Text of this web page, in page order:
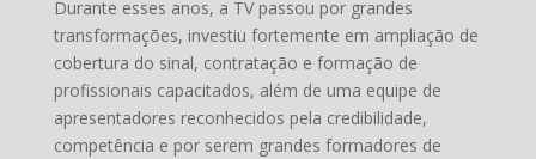
Durante esses anos, a TV passou por grandes
transformações, investiu fortemente em ampliação de
cobertura do sinal, contratação e formação de
profissionais capacitados, além de uma equipe de
apresentadores reconhecidos pela credibilidade,
competência e por serem grandes formadores de